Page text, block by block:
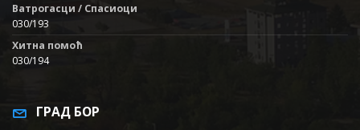
Ватрогасци / Спасиоци
030/193
Хитна помоћ
030/194
ГРАД БОР